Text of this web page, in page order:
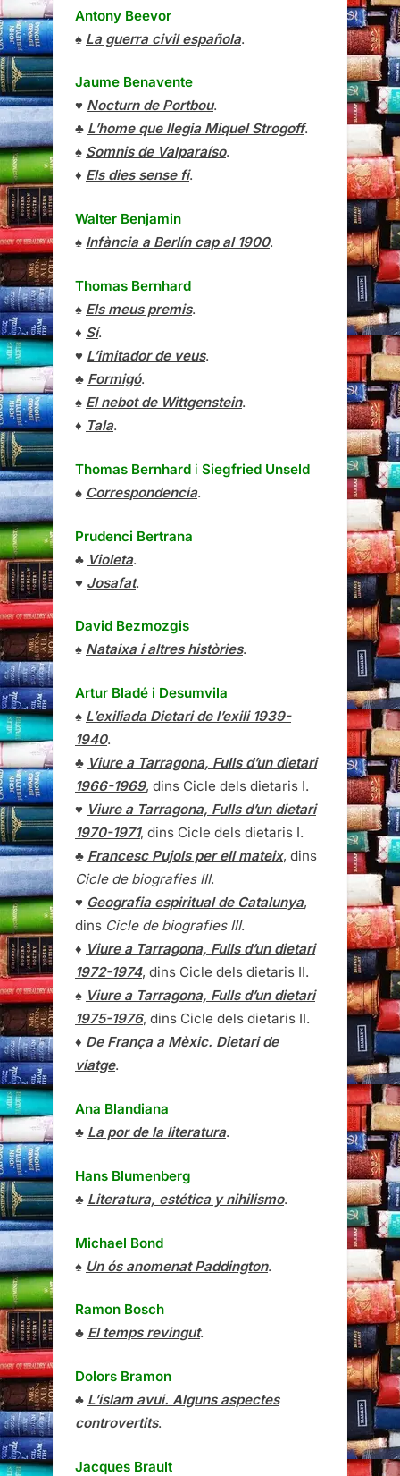
Antony Beevor
♠ La guerra civil española.
Jaume Benavente
♥ Nocturn de Portbou.
♣ L’home que llegia Miquel Strogoff.
♠ Somnis de Valparaíso.
♦ Els dies sense fi.
Walter Benjamin
♠ Infància a Berlín cap al 1900.
Thomas Bernhard
♠ Els meus premis.
♦ Sí.
♥ L’imitador de veus.
♣ Formigó.
♠ El nebot de Wittgenstein.
♦ Tala.
Thomas Bernhard i Siegfried Unseld
♠ Correspondencia.
Prudenci Bertrana
♣ Violeta.
♥ Josafat.
David Bezmozgis
♠ Nataixa i altres històries.
Artur Bladé i Desumvila
♠ L’exiliada Dietari de l’exili 1939-
1940.
♣ Viure a Tarragona, Fulls d’un dietari
1966-1969, dins Cicle dels dietaris I.
♥ Viure a Tarragona, Fulls d’un dietari
1970-1971, dins Cicle dels dietaris I.
♣ Francesc Pujols per ell mateix, dins
Cicle de biografies III.
♥ Geografia espiritual de Catalunya,
dins Cicle de biografies III.
♦ Viure a Tarragona, Fulls d’un dietari
1972-1974, dins Cicle dels dietaris II.
♠ Viure a Tarragona, Fulls d’un dietari
1975-1976, dins Cicle dels dietaris II.
♦ De França a Mèxic. Dietari de
viatge.
Ana Blandiana
♣ La por de la literatura.
Hans Blumenberg
♣ Literatura, estética y nihilismo.
Michael Bond
♠ Un ós anomenat Paddington.
Ramon Bosch
♣ El temps revingut.
Dolors Bramon
♣ L’islam avui. Alguns aspectes
controvertits.
Jacques Brault